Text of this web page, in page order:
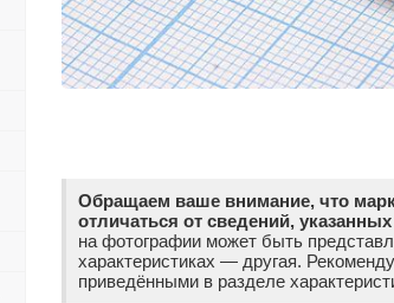
Обращаем ваше внимание, что
отличаться от сведений,
на фотографии может быть
характеристиках — другая.
приведёнными в разделе